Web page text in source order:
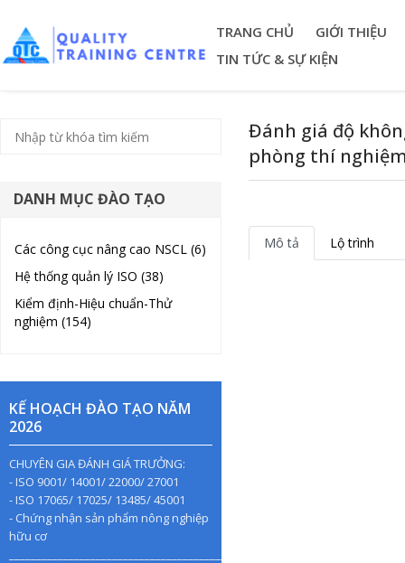
TRANG CHỦ
GIỚI THIỆU
TIN TỨC & SỰ KIỆN
DANH MỤC ĐÀO TẠO
Các công cục nâng cao NSCL (6)
Hệ thống quản lý ISO (38)
Kiểm định-Hiệu chuẩn-Thử
nghiệm (154)
KẾ HOẠCH ĐÀO TẠO NĂM
2026
CHUYÊN GIA ĐÁNH GIÁ TRƯỞNG:
- ISO 9001/ 14001/ 22000/ 27001
- ISO 17065/ 17025/ 13485/ 45001
- Chứng nhận sản phẩm nông nghiệp
hữu cơ
Đánh giá độ
phòng thí
Mô tả Lộ trình